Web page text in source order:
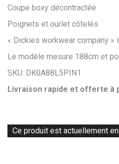
Coupe boxy décontractée
Poignets et ourlet côtelés
« Dickies workwear company »
Le modèle mesure 188cm et
SKU: DK0A88L5PIN1
Livraison rapide et offerte à
Ce produit est actuellement